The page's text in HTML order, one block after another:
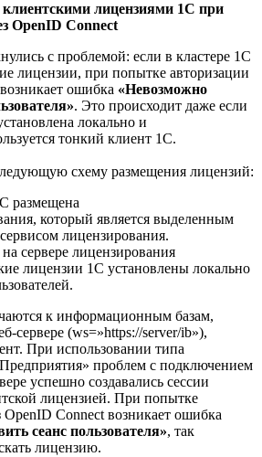
лицензиями 1С при
OpenID Connect
с проблемой: если в кластере 1С
лицензии, при попытке авторизации
ошибка «Невозможно
. Это происходит даже если
локально и
тонкий клиент 1С.
схему размещения лицензий:
размещена
который является выделенным
лицензирования.
сервере лицензирования
лицензии 1С установлены локально
к информационным базам,
(ws=»https://server/ib»),
При использовании типа
проблем с подключением
успешно создавались сессии
лицензией. При попытке
OpenID Connect возникает ошибка
сеанс пользователя», так
лицензию.